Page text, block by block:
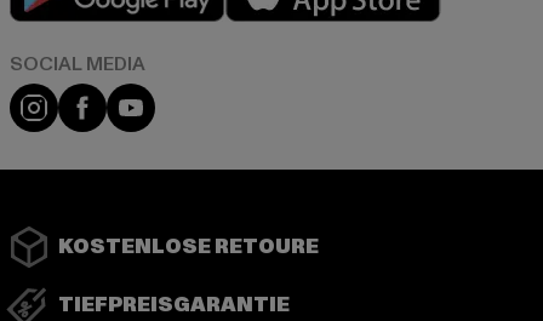
Instagram
FacebookYouTube
KOSTENLOSE RETOURE
TIEFPREISGARANTIE